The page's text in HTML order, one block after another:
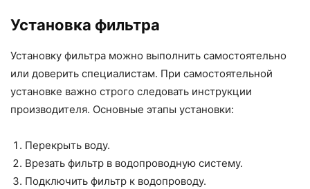
Установка фильтра
Установку фильтра можно выполнить самостоятельно
или доверить специалистам. При самостоятельной
установке важно строго следовать инструкции
производителя. Основные этапы установки:
Перекрыть воду.
Врезать фильтр в водопроводную систему.
Подключить фильтр к водопроводу.